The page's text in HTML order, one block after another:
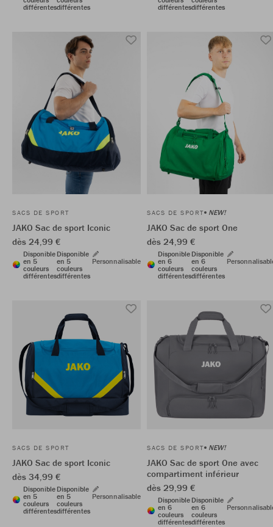
différentesdifférentes
différentesdifférentes
SACS DE SPORT
JAKO Sac de sport Iconic
dès 24,99 €
Disponible
en 5
couleurs
différentes
Disponible
en 5
couleurs
différentes
Personnalisable
SACS DE SPORT NEW!
JAKO Sac de sport One
dès 24,99 €
Disponible
en 6
couleurs
différentes
Disponible
en 6
couleurs
différentes
SACS DE SPORT
JAKO Sac de sport Iconic
dès 34,99 €
Disponible
en 5
couleurs
différentes
Disponible
en 5
couleurs
différentes
Personnalisable
SACS DE SPORT NEW!
JAKO Sac de sport One avec
compartiment inférieur
dès 29,99 €
Disponible
en 6
couleurs
différentes
Disponible
en 6
couleurs
différentes